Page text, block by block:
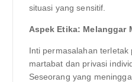
situasi yang sensitif.
Aspek Etika: Melanggar
Inti permasalahan terletak
martabat dan privasi
Seseorang yang